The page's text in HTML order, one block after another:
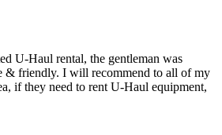
U-Haul rental, the gentleman was
& friendly. I will recommend to all of my
if they need to rent U-Haul equipment,